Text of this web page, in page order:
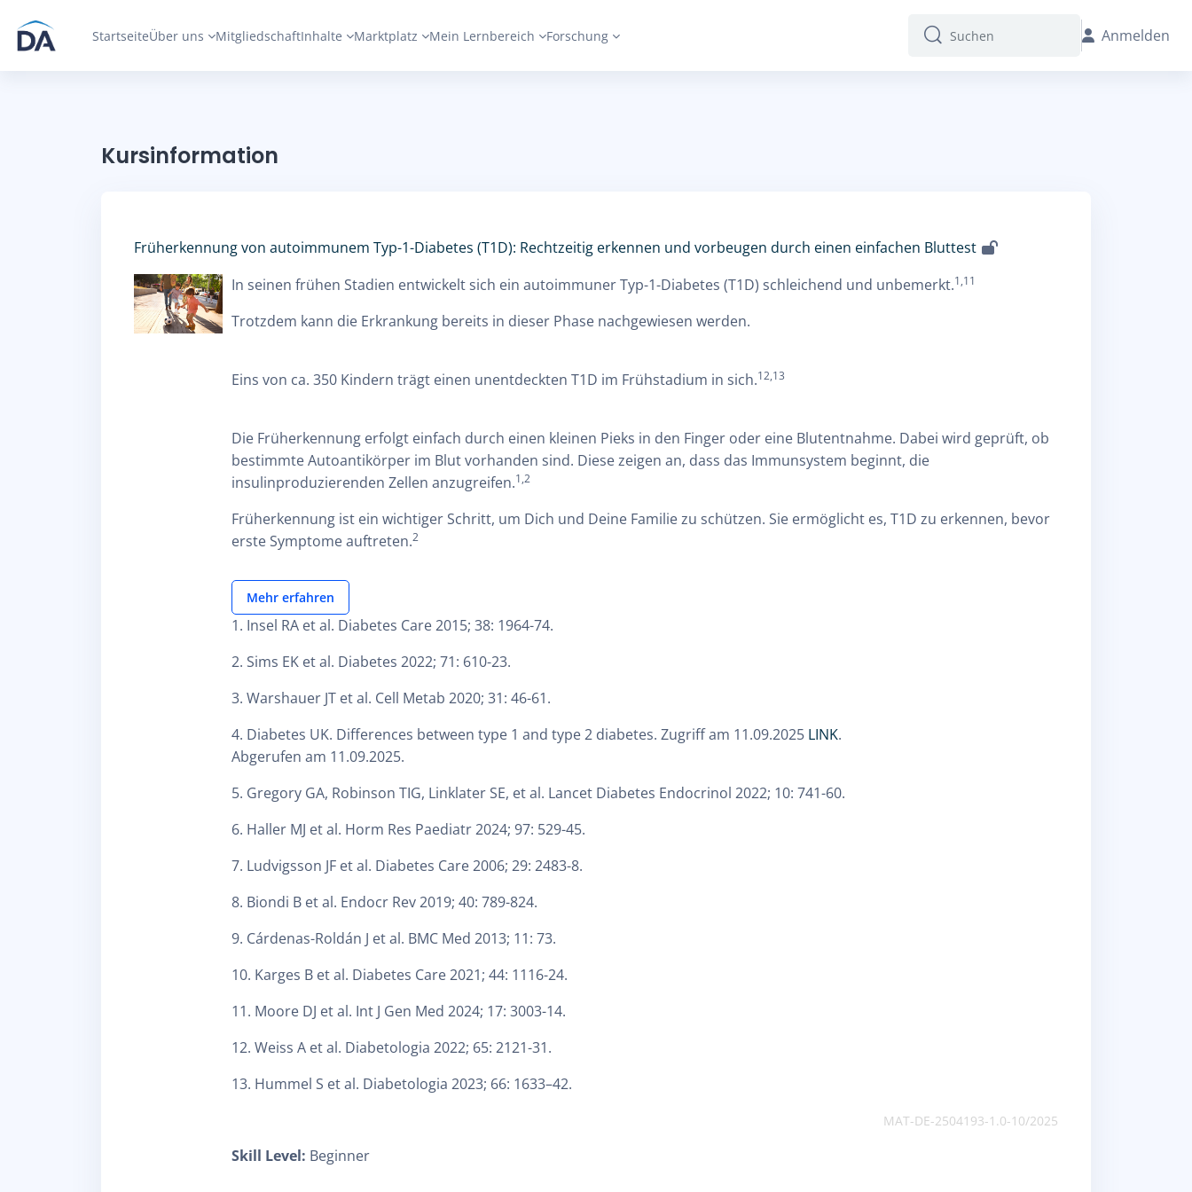
StartseiteÜber uns MitgliedschaftInhalte Marktplatz Mein Lernbereich Forschung Suchen
Suchen Anmelden
Kursinformation
Früherkennung von autoimmunem Typ-1-Diabetes (T1D): Rechtzeitig erkennen und vorbeugen durch einen einfachen Bluttest
In seinen frühen Stadien entwickelt sich ein autoimmuner Typ-1-Diabetes (T1D) schleichend und unbemerkt.1,11
Trotzdem kann die Erkrankung bereits in dieser Phase nachgewiesen werden.
Eins von ca. 350 Kindern trägt einen unentdeckten T1D im Frühstadium in sich.12,13
Die Früherkennung erfolgt einfach durch einen kleinen Pieks in den Finger oder eine Blutentnahme. Dabei wird geprüft, ob
bestimmte Autoantikörper im Blut vorhanden sind. Diese zeigen an, dass das Immunsystem beginnt, die
insulinproduzierenden Zellen anzugreifen.1,2
Früherkennung ist ein wichtiger Schritt, um Dich und Deine Familie zu schützen. Sie ermöglicht es, T1D zu erkennen, bevor
erste Symptome auftreten.2
Mehr erfahren
1. Insel RA et al. Diabetes Care 2015; 38: 1964-74.
2. Sims EK et al. Diabetes 2022; 71: 610-23.
3. Warshauer JT et al. Cell Metab 2020; 31: 46-61.
4. Diabetes UK. Differences between type 1 and type 2 diabetes. Zugriff am 11.09.2025 LINK.
Abgerufen am 11.09.2025.
5. Gregory GA, Robinson TIG, Linklater SE, et al. Lancet Diabetes Endocrinol 2022; 10: 741-60.
6. Haller MJ et al. Horm Res Paediatr 2024; 97: 529-45.
7. Ludvigsson JF et al. Diabetes Care 2006; 29: 2483-8.
8. Biondi B et al. Endocr Rev 2019; 40: 789-824.
9. Cárdenas-Roldán J et al. BMC Med 2013; 11: 73.
10. Karges B et al. Diabetes Care 2021; 44: 1116-24.
11. Moore DJ et al. Int J Gen Med 2024; 17: 3003-14.
12. Weiss A et al. Diabetologia 2022; 65: 2121-31.
13. Hummel S et al. Diabetologia 2023; 66: 1633–42.
MAT-DE-2504193-1.0-10/2025
Skill Level: Beginner